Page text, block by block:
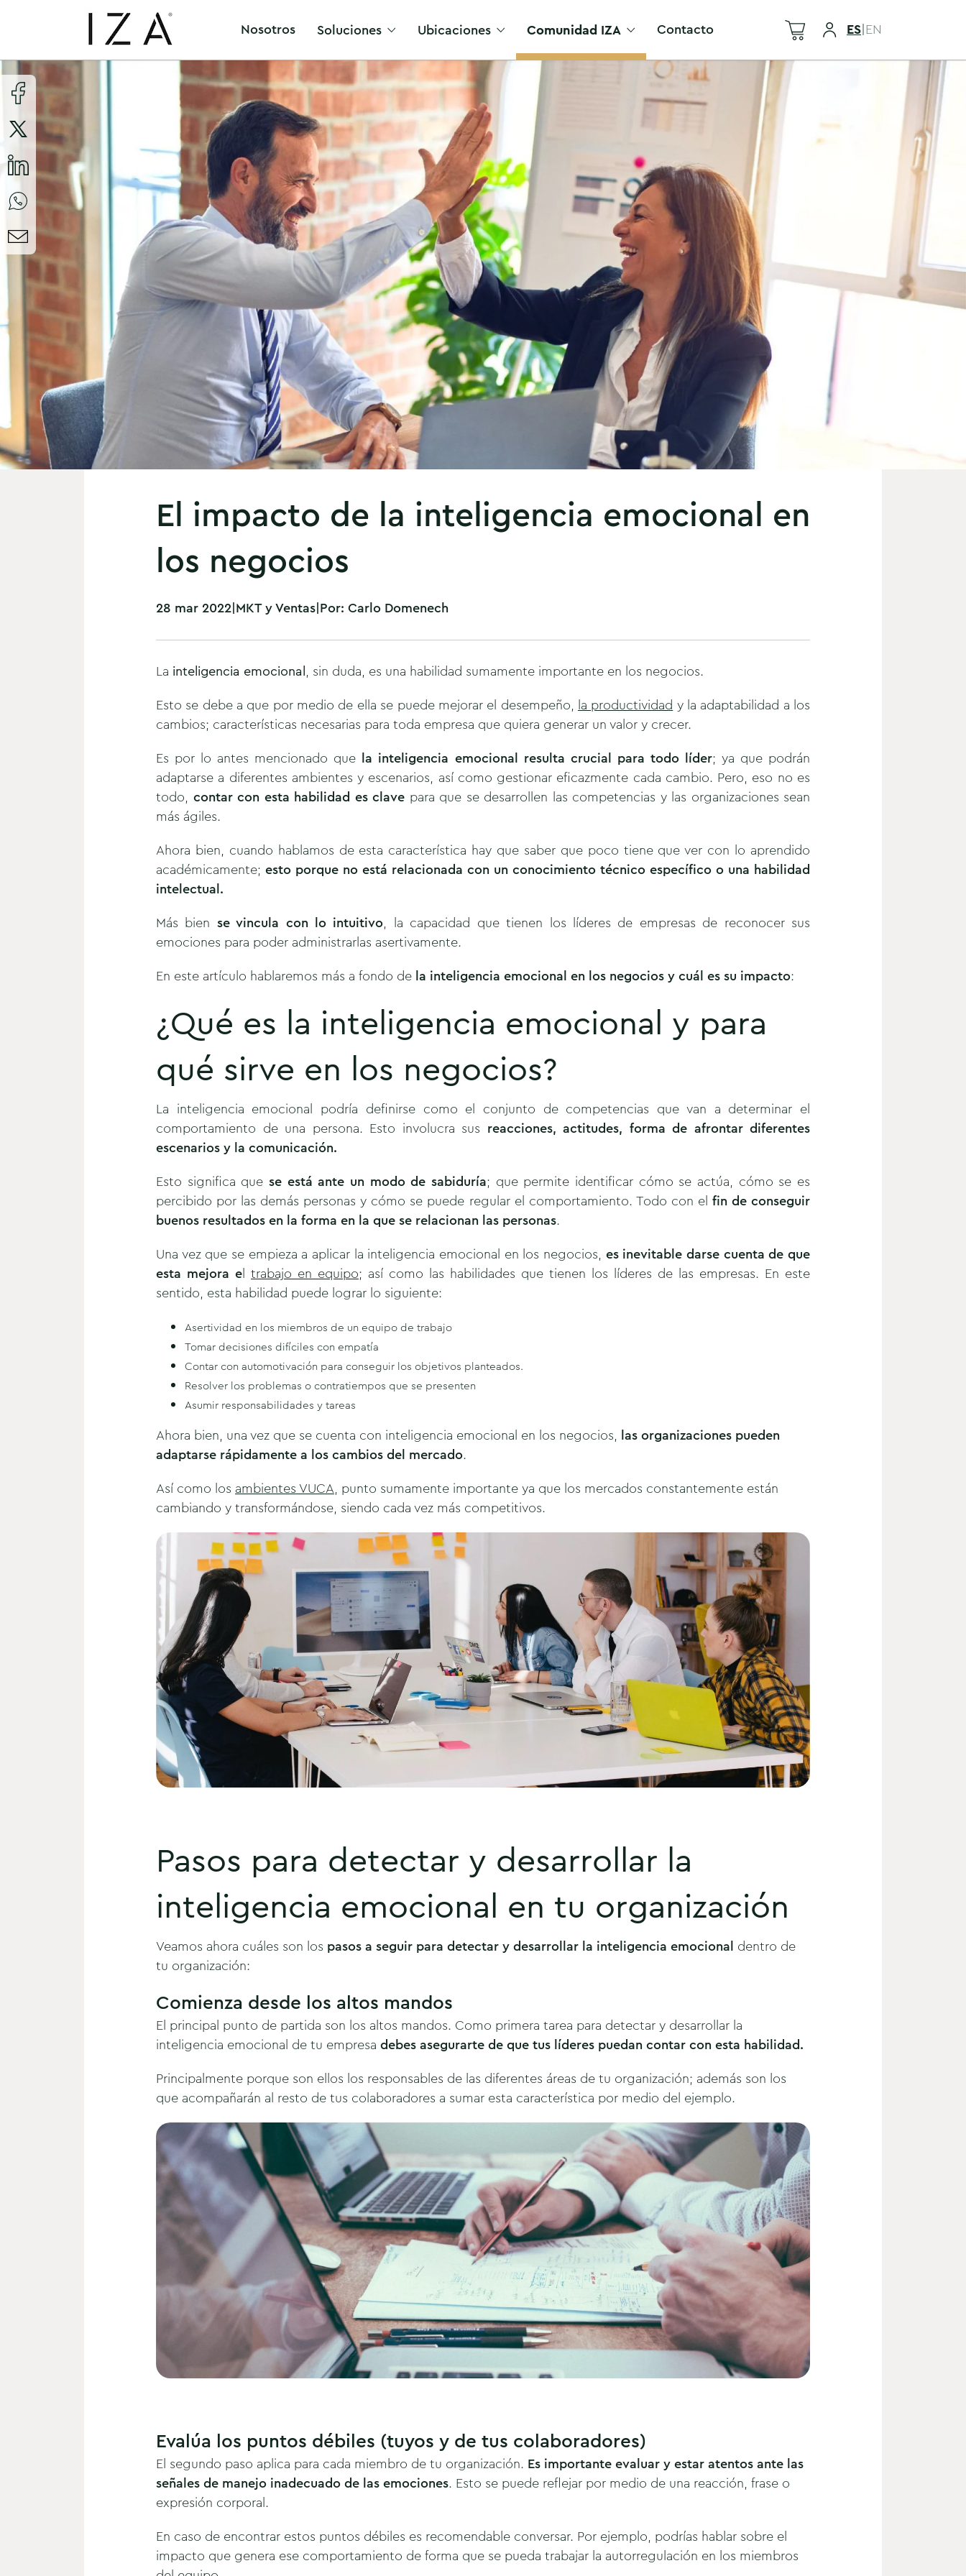
Nosotros Soluciones Ubicaciones Comunidad IZA
Acceso VIP
Contacto ES|EN
El impacto de la inteligencia emocional en
los negocios
28 mar 2022|MKT y Ventas|Por: Carlo Domenech
La inteligencia emocional, sin duda, es una habilidad sumamente importante en los negocios.
Esto se debe a que por medio de ella se puede mejorar el desempeño, la productividad y la adaptabilidad a los
cambios; características necesarias para toda empresa que quiera generar un valor y crecer.
Es por lo antes mencionado que la inteligencia emocional resulta crucial para todo líder; ya que podrán
adaptarse a diferentes ambientes y escenarios, así como gestionar eficazmente cada cambio. Pero, eso no es
todo, contar con esta habilidad es clave para que se desarrollen las competencias y las organizaciones sean
más ágiles.
Ahora bien, cuando hablamos de esta característica hay que saber que poco tiene que ver con lo aprendido
académicamente; esto porque no está relacionada con un conocimiento técnico específico o una habilidad
intelectual.
Más bien se vincula con lo intuitivo, la capacidad que tienen los líderes de empresas de reconocer sus
emociones para poder administrarlas asertivamente.
En este artículo hablaremos más a fondo de la inteligencia emocional en los negocios y cuál es su impacto:
¿Qué es la inteligencia emocional y para
qué sirve en los negocios?
La inteligencia emocional podría definirse como el conjunto de competencias que van a determinar el
comportamiento de una persona. Esto involucra sus reacciones, actitudes, forma de afrontar diferentes
escenarios y la comunicación.
Esto significa que se está ante un modo de sabiduría; que permite identificar cómo se actúa, cómo se es
percibido por las demás personas y cómo se puede regular el comportamiento. Todo con el fin de conseguir
buenos resultados en la forma en la que se relacionan las personas.
Una vez que se empieza a aplicar la inteligencia emocional en los negocios, es inevitable darse cuenta de que
esta mejora el trabajo en equipo; así como las habilidades que tienen los líderes de las empresas. En este
sentido, esta habilidad puede lograr lo siguiente:
Asertividad en los miembros de un equipo de trabajo
Tomar decisiones difíciles con empatía
Contar con automotivación para conseguir los objetivos planteados.
Resolver los problemas o contratiempos que se presenten
Asumir responsabilidades y tareas
Ahora bien, una vez que se cuenta con inteligencia emocional en los negocios, las organizaciones pueden
adaptarse rápidamente a los cambios del mercado.
Así como los ambientes VUCA, punto sumamente importante ya que los mercados constantemente están
cambiando y transformándose, siendo cada vez más competitivos.
Pasos para detectar y desarrollar la
inteligencia emocional en tu organización
Veamos ahora cuáles son los pasos a seguir para detectar y desarrollar la inteligencia emocional dentro de
tu organización:
Comienza desde los altos mandos
El principal punto de partida son los altos mandos. Como primera tarea para detectar y desarrollar la
inteligencia emocional de tu empresa debes asegurarte de que tus líderes puedan contar con esta habilidad.
Principalmente porque son ellos los responsables de las diferentes áreas de tu organización; además son los
que acompañarán al resto de tus colaboradores a sumar esta característica por medio del ejemplo.
Evalúa los puntos débiles (tuyos y de tus colaboradores)
El segundo paso aplica para cada miembro de tu organización. Es importante evaluar y estar atentos ante las
señales de manejo inadecuado de las emociones. Esto se puede reflejar por medio de una reacción, frase o
expresión corporal.
En caso de encontrar estos puntos débiles es recomendable conversar. Por ejemplo, podrías hablar sobre el
impacto que genera ese comportamiento de forma que se pueda trabajar la autorregulación en los miembros